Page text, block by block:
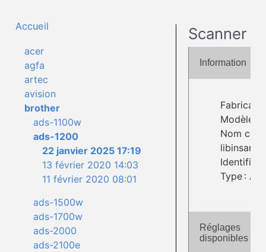
Accueil
acer
agfa
artec
avision
brother
ads-1100w
ads-1200
22 janvier 2025 17:19
13 février 2020 14:03
11 février 2020 08:01
ads-1500w
ads-1700w
ads-2000
ads-2100e
Scanner
Information
Fabricant
Modèle :
Nom
Type :
Réglages
disponibles